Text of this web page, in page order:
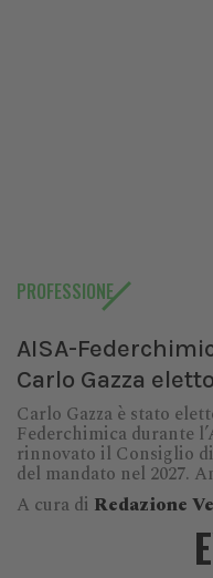
PROFESSIONE
AISA-
Carlo Gazza
Carlo Gazza è stato
Federchimica durante
rinnovato il Consiglio
del mandato nel 2027.
A cura di Redazione